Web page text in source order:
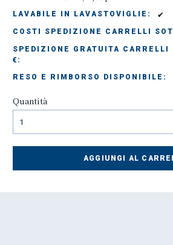
LAVABILE IN LAVASTOVIGLIE: ✔
COSTI SPEDIZIONE CARRELLI
SPEDIZIONE GRATUITA CARRELLI
€:
RESO E RIMBORSO DISPONIBILE:
Quantità
AGGIUNGI AL